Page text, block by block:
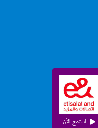
استمع الآن